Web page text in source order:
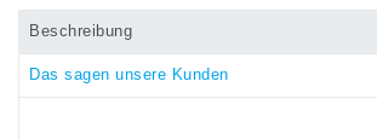
Beschreibung
Das sagen unsere Kunden